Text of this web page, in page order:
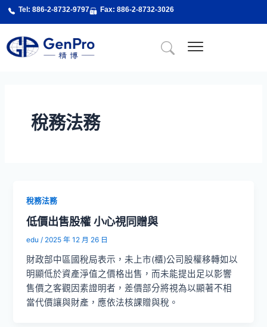
要
Tel: 886-2-8732-9797 Fax: 886-2-8732-3026
稅務法務
稅務法務
低價出售股權 小心視同贈與
edu/ 2025 年 12 月 26 日
財政部中區國稅局表示，未上市(櫃)公司股權移轉如以
明顯低於資產淨值之價格出售，而未能提出足以影響
售價之客觀因素證明者，差價部分將視為以顯著不相
當代價讓與財產，應依法核課贈與稅。